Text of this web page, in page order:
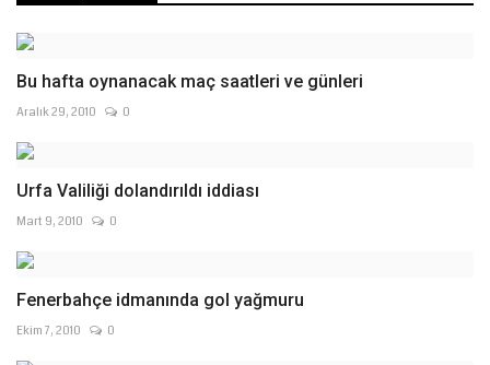
Bu hafta oynanacak maç saatleri ve günleri
Aralık 29, 2010 0
Urfa Valiliği dolandırıldı iddiası
Mart 9, 2010 0
Fenerbahçe idmanında gol yağmuru
Ekim 7, 2010 0